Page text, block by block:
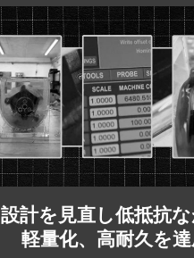
設計を見直し低抵抗
軽量化、高耐久を